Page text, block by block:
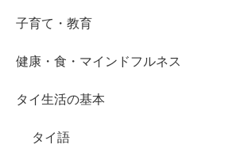
子育て・教育
健康・食・マインドフルネス
タイ生活の基本
タイ語